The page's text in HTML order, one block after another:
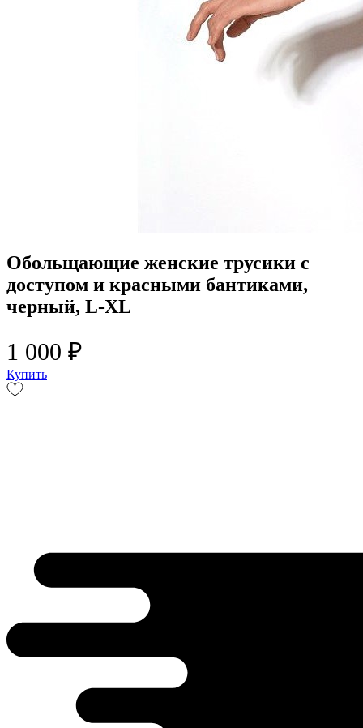
Обольщающие женские трусики с
доступом и красными бантиками,
черный, L-XL
1 000 ₽
Купить